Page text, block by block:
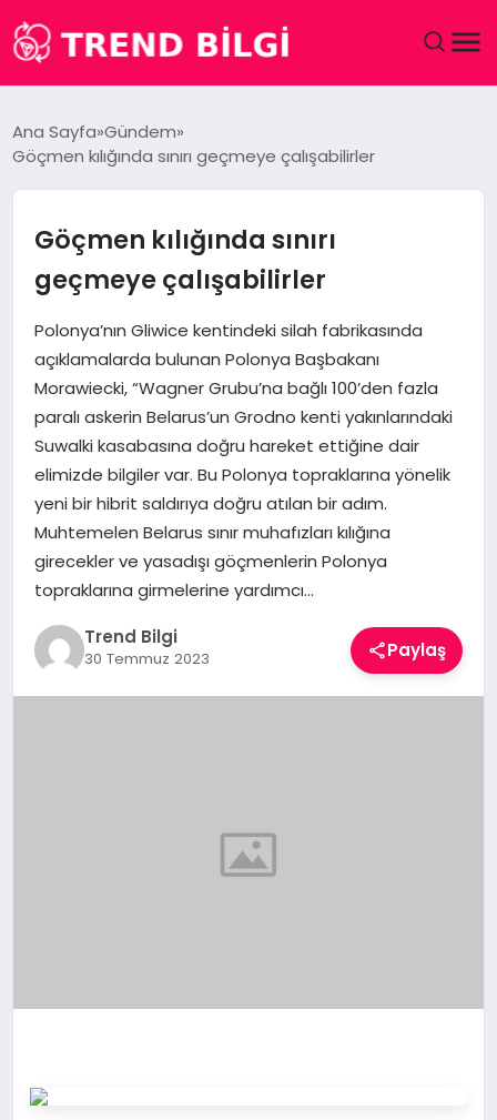
DÜNYA
EĞITIM
EKONOMI
MAGAZIN
SAĞLIK
SPOR
TEKNOLOJI
YAŞAM
Ana Sayfa Gündem
Göçmen kılığında sınırı geçmeye çalışabilirler
Göçmen kılığında sınırı
geçmeye çalışabilirler
Polonya’nın Gliwice kentindeki silah fabrikasında
açıklamalarda bulunan Polonya Başbakanı
Morawiecki, “Wagner Grubu’na bağlı 100’den fazla
paralı askerin Belarus’un Grodno kenti yakınlarındaki
Suwalki kasabasına doğru hareket ettiğine dair
elimizde bilgiler var. Bu Polonya topraklarına yönelik
yeni bir hibrit saldırıya doğru atılan bir adım.
Muhtemelen Belarus sınır muhafızları kılığına
girecekler ve yasadışı göçmenlerin Polonya
topraklarına girmelerine yardımcı…
Trend Bilgi
30 Temmuz 2023 Paylaş